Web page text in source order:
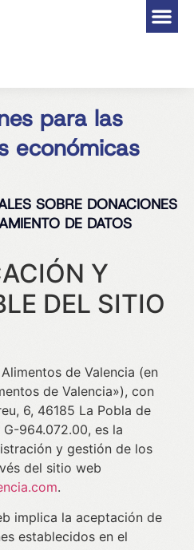
para las
económicas
SOBRE DONACIONES
DE DATOS
Y
DEL SITIO
de Valencia (en
de Valencia»), con
6, 46185 La Pobla de
G-964.072.00, es la
y gestión de los
del sitio web
.
implica la aceptación de
establecidos en el